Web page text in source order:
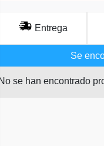
Entrega
Se
se han encontrado